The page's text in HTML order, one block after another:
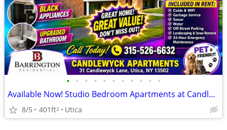
• • • • • • • • • • •
Available Now! Studio Bedroom Apartments at Candlewyck Apartments
8/5 401ft2 Utica